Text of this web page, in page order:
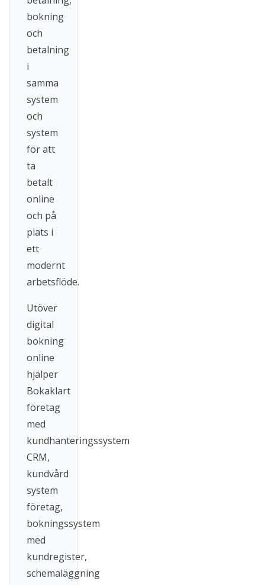
bokning
och
betalning
i
samma
system
och
system
för att
ta
betalt
online
och på
plats i
ett
modernt
arbetsflöde.
Utöver
digital
bokning
online
hjälper
Bokaklart
företag
med
kundhanteringssystem
CRM,
kundvård
system
företag,
bokningssystem
med
kundregister,
schemaläggning